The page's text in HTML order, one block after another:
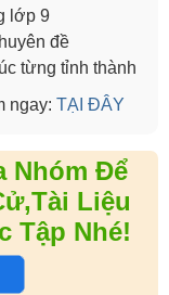
lớp 9
đề
từng tỉnh thành
ngay: TẠI ĐÂY
Nhóm Để
Liệu
Tập Nhé!